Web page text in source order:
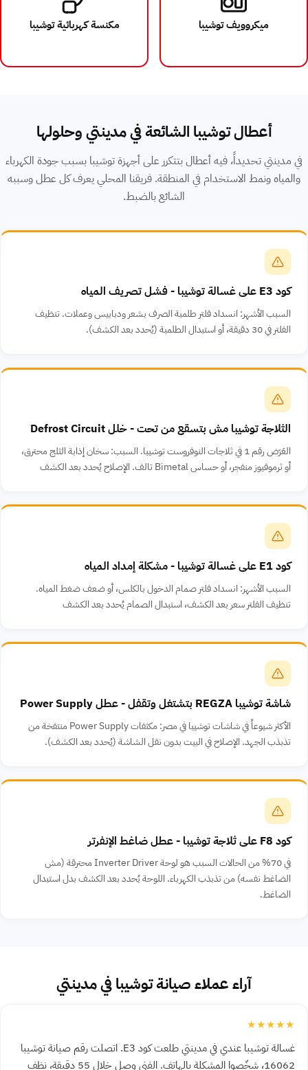
ميكروويف توشيبا مكنسة كهربائية توشيبا
أعطال توشيبا الشائعة في مدينتي وحلولها
في مدينتي تحديداً، فيه أعطال بتتكرر على أجهزة توشيبا بسبب جودة الكهرباء
والمياه ونمط الاستخدام في المنطقة. فريقنا المحلي يعرف كل عطل وسببه
الشائع بالضبط.
كود E3 على غسالة توشيبا - فشل تصريف المياه
السبب الأشهر: انسداد فلتر طلمبة الصرف بشعر ودبابيس وعملات. تنظيف
الفلتر في 30 دقيقة، أو استبدال الطلمبة (يُحدد بعد الكشف).
الثلاجة توشيبا مش بتسقع من تحت - خلل Defrost Circuit
العَرَض رقم 1 في ثلاجات النوفروست توشيبا. السبب: سخان إذابة الثلج محترق،
أو ثرموفيوز منفجر، أو حساس Bimetal تالف. الإصلاح يُحدد بعد الكشف
كود E1 على غسالة توشيبا - مشكلة إمداد المياه
السبب الأشهر: انسداد فلتر صمام الدخول بالكلس، أو ضعف ضغط المياه.
تنظيف الفلتر سعر بعد الكشف، استبدال الصمام يُحدد بعد الكشف
شاشة توشيبا REGZA بتشتغل وتقفل - عطل Power Supply
الأكثر شيوعاً في شاشات توشيبا في مصر: مكثفات Power Supply منتفخة من
تذبذب الجهد. الإصلاح في البيت بدون نقل الشاشة (يُحدد بعد الكشف).
كود F8 على ثلاجة توشيبا - عطل ضاغط الإنفرتر
في 70% من الحالات السبب هو لوحة Inverter Driver محترقة (مش
الضاغط نفسه) من تذبذب الكهرباء. اللوحة يُحدد بعد الكشف بدل استبدال
الضاغط.
آراء عملاء صيانة توشيبا في مدينتي
★★★★★
غسالة توشيبا عندي في مدينتي طلعت كود E3. اتصلت رقم صيانة توشيبا
16062، شخّصوا المشكلة بالهاتف. الفني وصل خلال 55 دقيقة، نظف